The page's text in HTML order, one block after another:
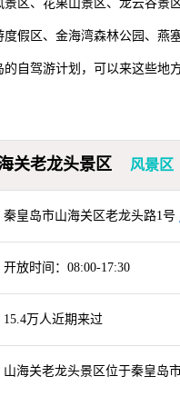
景区、花果山景区、龙云谷景
度假区、金海湾森林公园、燕
的自驾游计划，可以来这些地
关老龙头景区 风景区
秦皇岛市山海关区老龙头路1号
开放时间：08:00-17:30
15.4万人近期来过
山海关老龙头景区位于秦皇岛